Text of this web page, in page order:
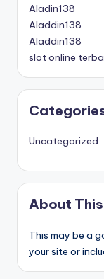
Aladin138
Aladdin138
Aladdin138
slot online
Uncategorized
About
This may be a
your site or